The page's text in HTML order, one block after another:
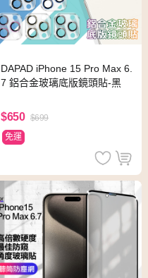
DAPAD iPhone 15 Pro Max 6.
7 鋁合金玻璃底版鏡頭貼-黑
$650 $699
免運